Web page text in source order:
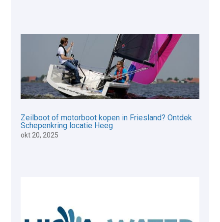
Zeilboot of motorboot kopen in Friesland? Ontdek
Schepenkring locatie Heeg
okt 20, 2025